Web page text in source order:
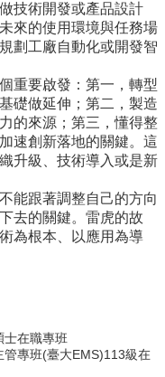
技術開發或產品設計
來的使用環境與任務場
劃工廠自動化或開發智
重要啟發：第一，轉型
礎做延伸；第二，製造
的來源；第三，懂得整
速創新落地的關鍵。這
升級、技術導入或是新
能跟著調整自己的方向
去的關鍵。雷虎的故
為根本、以應用為導
士在職專班
管專班(臺大EMS)113級在